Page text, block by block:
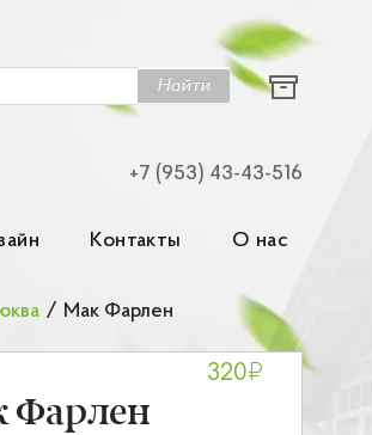
Найти
+7 (953) 43-43-516
Контакты О нас
/ Мак Фарлен
Фарлен
320₽